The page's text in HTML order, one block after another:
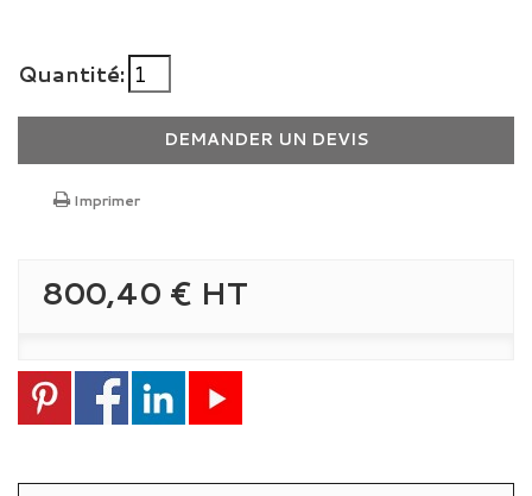
Quantité:
DEMANDER UN DEVIS
Imprimer
800,40 € HT